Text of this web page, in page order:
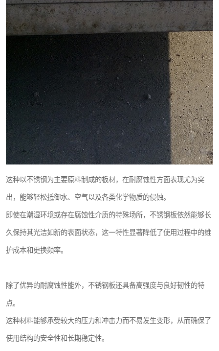
这种以不锈钢为主要原料制成的板材，在耐腐蚀性方面表现尤为突
出，能够轻松抵御水、空气以及各类化学物质的侵蚀。
即使在潮湿环境或存在腐蚀性介质的特殊场所，不锈钢板依然能够长
久保持其光洁如新的表面状态，这一特性显著降低了使用过程中的维
护成本和更换频率。
除了优异的耐腐蚀性能外，不锈钢板还具备高强度与良好韧性的特
点。
这种材料能够承受较大的压力和冲击力而不易发生变形，从而确保了
使用结构的安全性和长期稳定性。